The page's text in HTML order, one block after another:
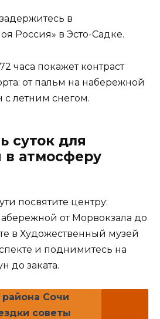
в
Россия» в Эсто-Садке.
часа покажет контраст
от пальм на набережной
летним снегом.
суток для
в атмосферу
посвятите центру:
от Морвокзала до
в Художественный музей
и поднимитесь на
до заката.
Сочи
советы